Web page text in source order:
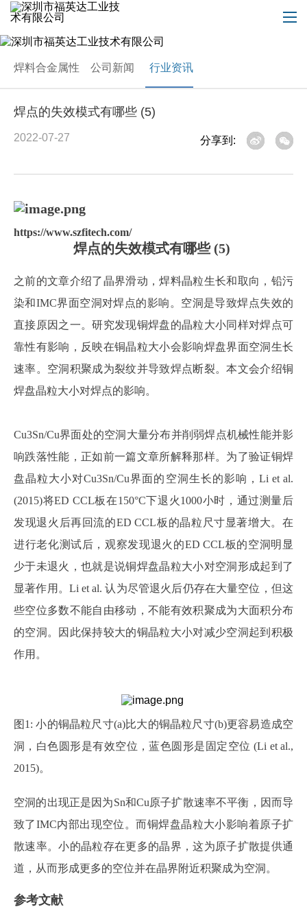
焊料合金属性 公司新闻 行业资讯
焊点的失效模式有哪些 (5)
2022-07-27 分享到:
https://www.szfitech.com/
焊点的失效模式有哪些 (5)
之前的文章介绍了晶界滑动，焊料晶粒生长和取向，铅污
染和IMC界面空洞对焊点的影响。空洞是导致焊点失效的
直接原因之一。研究发现铜焊盘的晶粒大小同样对焊点可
靠性有影响，反映在铜晶粒大小会影响焊盘界面空洞生长
速率。空洞积聚成为裂纹并导致焊点断裂。本文会介绍铜
焊盘晶粒大小对焊点的影响。
Cu3Sn/Cu界面处的空洞 大量分布并削弱焊点机械性能并影
响跌落性能，正如前一篇文章所解释那样。为了验证铜焊
盘晶粒大小对Cu3Sn/Cu界面的空洞生长的影响，Li et al.
(2015)将ED CCL板在150°C下退火1000小时，通过测量后
发现退火后再回流的ED CCL板 的晶粒尺寸显著增大。在
进行老化测试后，观察发现退火的ED CCL板的空洞明显
少于未退火，也就是说铜焊盘晶粒大小对空洞形成起到了
显著作用。Li et al. 认为尽管退火后仍存在大量空位，但这
些空位多数不能自由移动，不能有效积聚成为大面积分布
的空洞。因此保持较大的铜晶粒大小对减少空洞起到积极
作用。
图 1: 小的铜晶粒尺寸(a)比大的铜晶粒尺寸(b)更容易造成空
洞，白色圆形是有效空位，蓝色圆形是固定空位 (Li et al.,
2015)。
空洞的出现正是因为Sn和Cu原子扩散速率不平衡，因而导
致了IMC内部出现空位。而铜焊盘晶粒大小影响着原子扩
散速率。小的晶粒存在更多的晶界，这为原子扩散提供通
道，从而形成更多的空位并在晶界附近积聚成为空洞。
参考文献